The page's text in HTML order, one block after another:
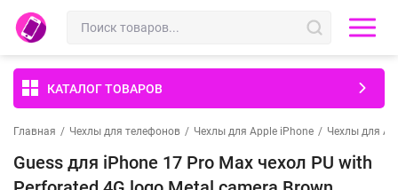
КАТАЛОГ ТОВАРОВ
Главная / Чехлы для телефонов / Чехлы для Apple iPhone / Чехлы для
Guess для iPhone 17 Pro Max чехол PU with